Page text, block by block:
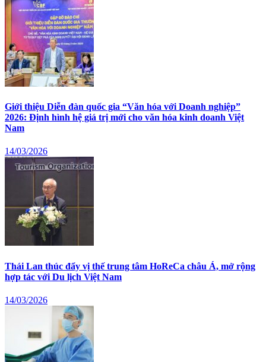
Giới thiệu Diễn đàn quốc gia “Văn hóa với Doanh nghiệp”
2026: Định hình hệ giá trị mới cho văn hóa kinh doanh Việt
Nam
14/03/2026
Thái Lan thúc đẩy vị thế trung tâm HoReCa châu Á, mở rộng
hợp tác với Du lịch Việt Nam
14/03/2026